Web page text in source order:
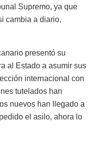
Supremo, ya que
cambia a diario,
presentó su
al Estado a asumir sus
internacional con
tutelados han
nuevos han llegado a
el asilo, ahora lo